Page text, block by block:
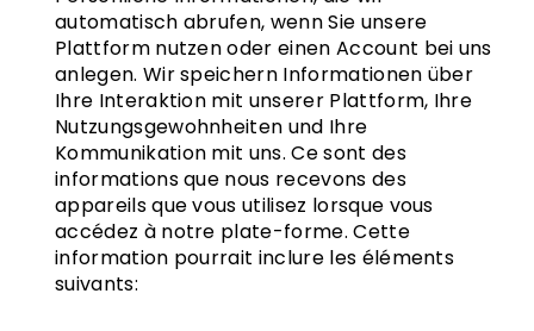
automatisch abrufen, wenn Sie unsere
Plattform nutzen oder einen Account bei uns
anlegen. Wir speichern Informationen über
Ihre Interaktion mit unserer Plattform, Ihre
Nutzungsgewohnheiten und Ihre
Kommunikation mit uns. Ce sont des
informations que nous recevons des
appareils que vous utilisez lorsque vous
accédez à notre plate-forme. Cette
information pourrait inclure les éléments
suivants: